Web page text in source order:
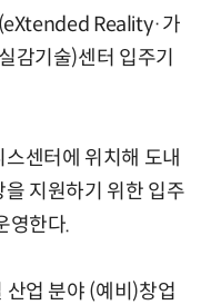
Reality·가
감기술)센터 입주기
센터에 위치해 도내
지원하기 위한 입주
영한다.
업 분야 (예비)창업